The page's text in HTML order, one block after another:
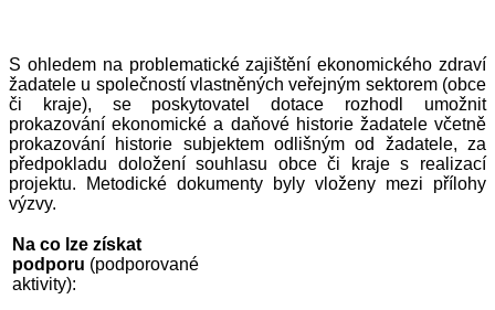
S ohledem na problematické zajištění ekonomického zdraví
žadatele u společností vlastněných veřejným sektorem (obce
či kraje), se poskytovatel dotace rozhodl umožnit
prokazování ekonomické a daňové historie žadatele včetně
prokazování historie subjektem odlišným od žadatele, za
předpokladu doložení souhlasu obce či kraje s realizací
projektu. Metodické dokumenty byly vloženy mezi přílohy
výzvy.
Na co lze získat
podporu (podporované
aktivity):